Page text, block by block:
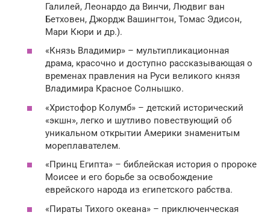
Галилей, Леонардо да Винчи, Людвиг ван
Бетховен, Джордж Вашингтон, Томас Эдисон,
Мари Кюри и др.).
«Князь Владимир» – мультипликационная
драма, красочно и доступно рассказывающая о
временах правления на Руси великого князя
Владимира Красное Солнышко.
«Христофор Колумб» – детский исторический
«экшн», легко и шутливо повествующий об
уникальном открытии Америки знаменитым
мореплавателем.
«Принц Египта» – библейская история о пророке
Моисее и его борьбе за освобождение
еврейского народа из египетского рабства.
«Пираты Тихого океана» – приключенческая